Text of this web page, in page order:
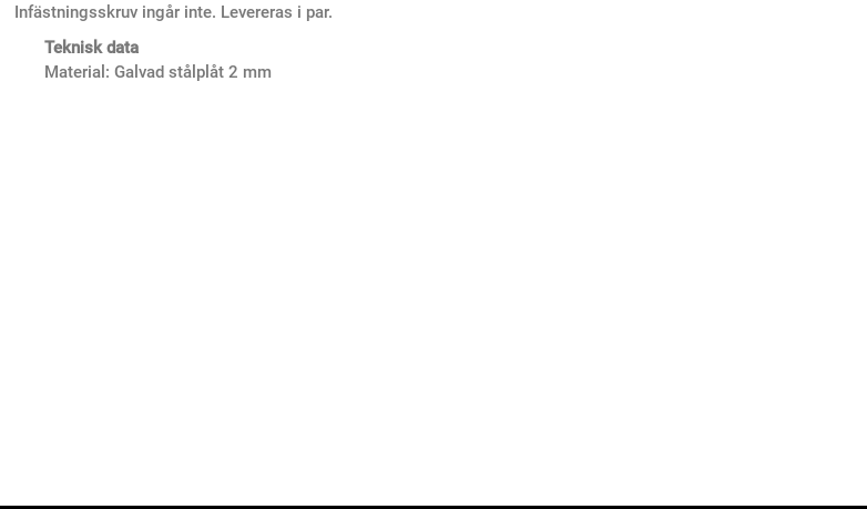
Infästningsskruv ingår inte. Levereras i par.
Teknisk data
Material: Galvad stålplåt 2 mm